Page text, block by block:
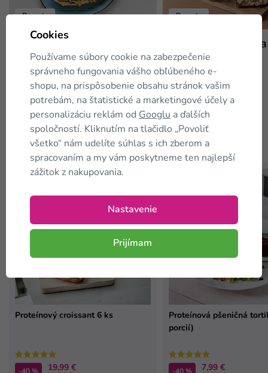
Recepty Recepty
Vajíčková nátierka
Zákazníci tiežkupujú
Proteínový croissant 6 ks
19,99 €
Proteínová pšeničná
porcií)
7,99 €
Cookies
Používame súbory cookie na zabezpečenie
správneho fungovania vášho obľúbeného e-
shopu, na prispôsobenie obsahu stránok vašim
potrebám, na štatistické a marketingové účely a
personalizáciu reklám od Googlu a ďalších
spoločností. Kliknutím na tlačidlo „Povoliť
všetko“ nám udelíte súhlas s ich zberom a
spracovaním a my vám poskytneme ten najlepší
zážitok z nakupovania.
Nastavenie
Prijímam